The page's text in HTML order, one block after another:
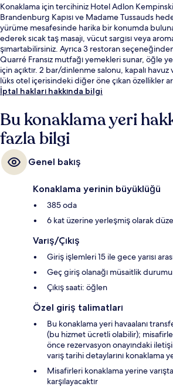
Konaklama için tercihiniz Hotel Adlon
Brandenburg Kapısı ve Madame Tussauds
yürüme mesafesinde harika bir konumda
ederek sıcak taş masajı, vücut sargısı veya
şımartabilirsiniz. Ayrıca 3 restoran
Quarré Fransız mutfağı yemekleri sunar, öğle
için açıktır. 2 bar/dinlenme salonu, kapalı havuz
lüks otel içerisindeki diğer öne çıkan özellikler
arasında yardıma hazır personel ve konaklama
Brandenburger Tor U-Bahn İstasyonu yakındır
İstasyonu 7 dakikalık yürüme mesafesindedir.
İptal hakları hakkında bilgi
Bu konaklama yeri
fazla bilgi
Genel bakış
Konaklama yerinin büyüklüğü
385 oda
6 kat üzerine yerleşmiş olarak
Varış/Çıkış
Giriş işlemleri 15 ile gece yarısı
Geç giriş olanağı müsaitlik
Çıkış saati: öğlen
Özel giriş talimatları
Bu konaklama yeri havaalanı
(bu hizmet ücretli olabilir);
önce rezervasyon onayındaki
varış tarihi detaylarını konaklama
Misafirleri konaklama yerine
karşılayacaktır